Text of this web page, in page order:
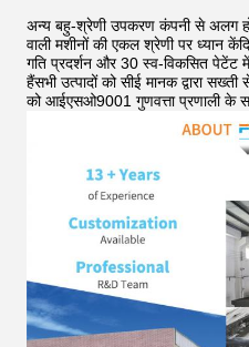
अन्य बहु-श्रेणी उपकरण कंपनी से अलग
वाली मशीनों की एकल श्रेणी पर ध्यान
गति प्रदर्शन और 30 स्व-विकसित पेटेंट
हैंसभी उत्पादों को सीई मानक द्वारा
को आईएसओ9001 गुणवत्ता प्रणाली के